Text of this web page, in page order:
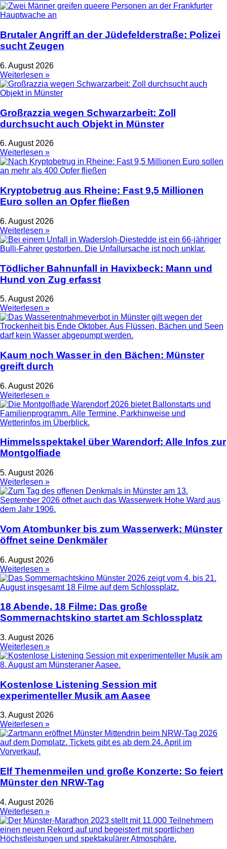
Brutaler Angriff an der Jüdefelderstraße: Polizei
sucht Zeugen
6. August 2026
Weiterlesen »
Großrazzia wegen Schwarzarbeit: Zoll
durchsucht auch Objekt in Münster
6. August 2026
Weiterlesen »
Kryptobetrug aus Rheine: Fast 9,5 Millionen
Euro sollen an Opfer fließen
6. August 2026
Weiterlesen »
Tödlicher Bahnunfall in Havixbeck: Mann und
Hund von Zug erfasst
5. August 2026
Weiterlesen »
Kaum noch Wasser in den Bächen: Münster
greift durch
6. August 2026
Weiterlesen »
Himmelsspektakel über Warendorf: Alle Infos zur
Montgolfiade
5. August 2026
Weiterlesen »
Vom Atombunker bis zum Wasserwerk: Münster
öffnet seine Denkmäler
6. August 2026
Weiterlesen »
18 Abende, 18 Filme: Das große
Sommernachtskino startet am Schlossplatz
3. August 2026
Weiterlesen »
Kostenlose Listening Session mit
experimenteller Musik am Aasee
3. August 2026
Weiterlesen »
Elf Themenmeilen und große Konzerte: So feiert
Münster den NRW-Tag
4. August 2026
Weiterlesen »